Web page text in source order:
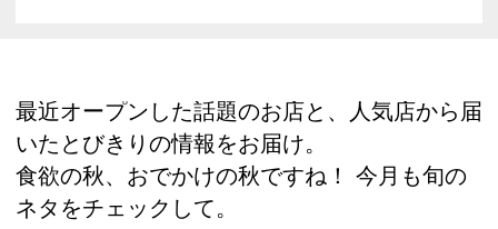
最近オープンした話題のお店と、人気店から届
いたとびきりの情報をお届け。
食欲の秋、おでかけの秋ですね！ 今月も旬の
ネタをチェックして。